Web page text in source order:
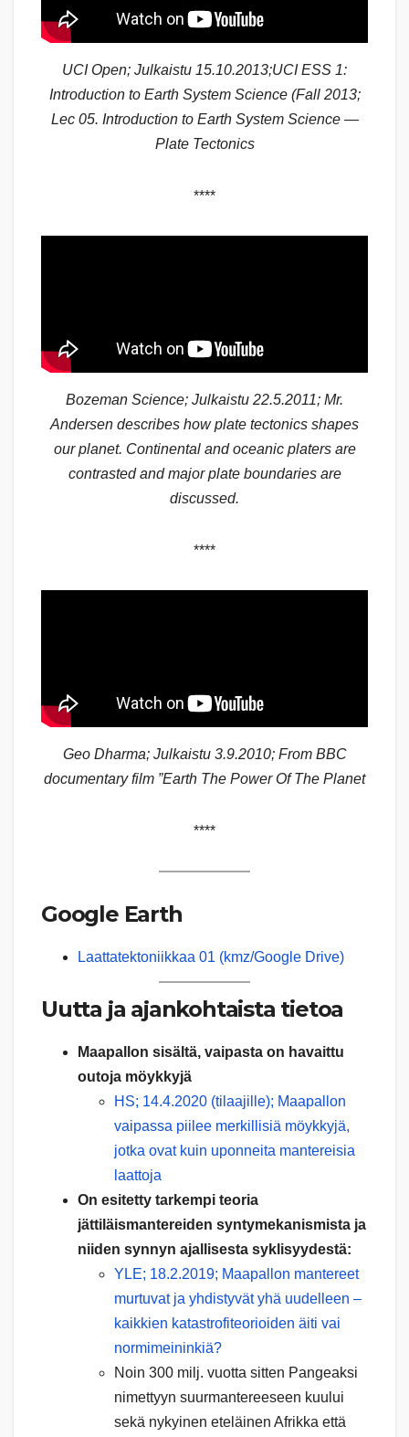
UCI Open; Julkaistu 15.10.2013;UCI ESS 1:
Introduction to Earth System Science (Fall 2013;
Lec 05. Introduction to Earth System Science —
Plate Tectonics
****
Bozeman Science; Julkaistu 22.5.2011; Mr.
Andersen describes how plate tectonics shapes
our planet. Continental and oceanic platers are
contrasted and major plate boundaries are
discussed.
****
Geo Dharma; Julkaistu 3.9.2010; From BBC
documentary film ”Earth The Power Of The Planet
****
Google Earth
Laattatektoniikkaa 01 (kmz/Google Drive)
Uutta ja ajankohtaista tietoa
Maapallon sisältä, vaipasta on havaittu
outoja möykkyjä
HS; 14.4.2020 (tilaajille); Maapallon
vaipassa piilee merkillisiä möykkyjä,
jotka ovat kuin uponneita mantereisia
laattoja
On esitetty tarkempi teoria
jättiläismantereiden syntymekanismista ja
niiden synnyn ajallisesta syklisyydestä:
YLE; 18.2.2019; Maapallon mantereet
murtuvat ja yhdistyvät yhä uudelleen –
kaikkien katastrofiteorioiden äiti vai
normimeininkiä?
Noin 300 milj. vuotta sitten Pangeaksi
nimettyyn suurmantereeseen kuului
sekä nykyinen eteläinen Afrikka että